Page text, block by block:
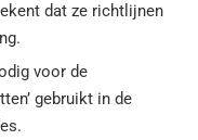
dat ze richtlijnen
voor de
gebruikt in de